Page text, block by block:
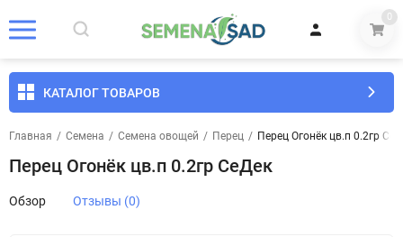
0
КАТАЛОГ ТОВАРОВ
Главная / Семена / Семена овощей / Перец / Перец Огонёк цв.п 0.2гр
Перец Огонёк цв.п 0.2гр СеДек
Обзор Отзывы (0)